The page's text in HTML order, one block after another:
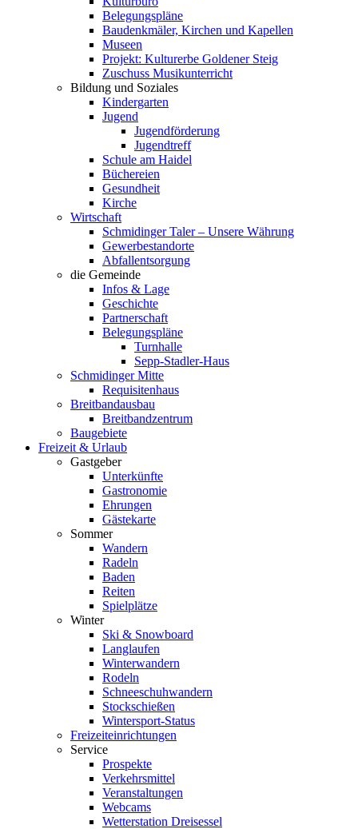
Belegungspläne
Baudenkmäler, Kirchen und Kapellen
Museen
Projekt: Kulturerbe Goldener Steig
Zuschuss Musikunterricht
Bildung und Soziales
Kindergarten
Jugend
Jugendförderung
Jugendtreff
Schule am Haidel
Büchereien
Gesundheit
Kirche
Wirtschaft
Schmidinger Taler – Unsere Währung
Gewerbestandorte
Abfallentsorgung
die Gemeinde
Infos & Lage
Geschichte
Partnerschaft
Belegungspläne
Turnhalle
Sepp-Stadler-Haus
Schmidinger Mitte
Requisitenhaus
Breitbandausbau
Breitbandzentrum
Baugebiete
Freizeit & Urlaub
Gastgeber
Unterkünfte
Gastronomie
Ehrungen
Gästekarte
Sommer
Wandern
Radeln
Baden
Reiten
Spielplätze
Winter
Ski & Snowboard
Langlaufen
Winterwandern
Rodeln
Schneeschuhwandern
Stockschießen
Wintersport-Status
Freizeit­einrichtungen
Service
Prospekte
Verkehrsmittel
Veranstaltungen
Webcams
Wetterstation Dreisessel